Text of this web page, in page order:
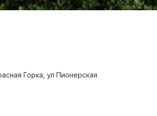
Горка, ул Пионерская